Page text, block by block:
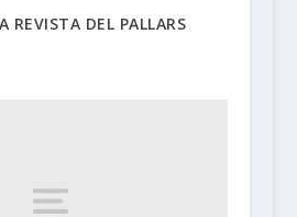
REVISTA DEL PALLARS